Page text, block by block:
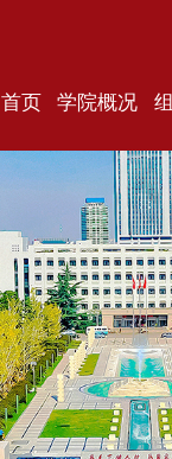
首页 学院概况